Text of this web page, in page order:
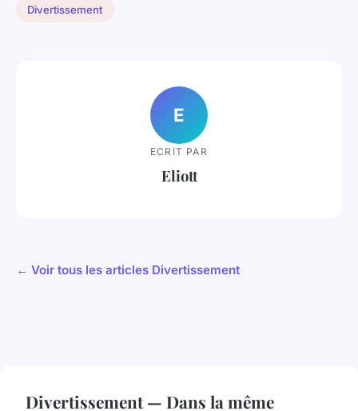
Divertissement
E
ECRIT PAR
Eliott
← Voir tous les articles Divertissement
Divertissement — Dans la même